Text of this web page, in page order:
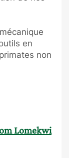
en
non
Lomekwi